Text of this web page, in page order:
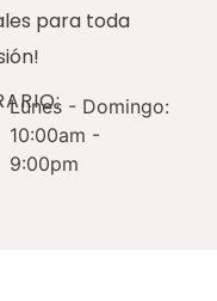
para toda
Lunes - Domingo:
10:00am -
9:00pm